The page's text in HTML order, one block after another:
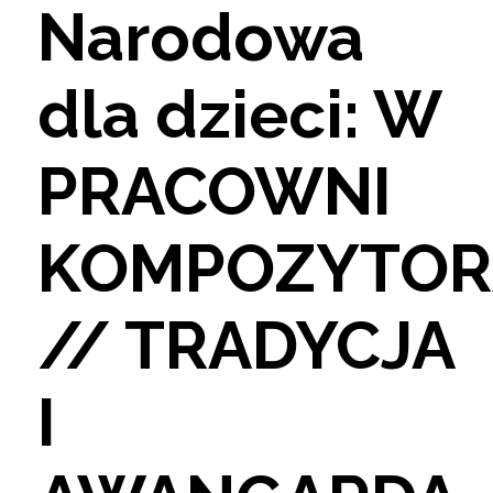
Narodowa
dla dzieci: W
PRACOWNI
// TRADYCJA
I